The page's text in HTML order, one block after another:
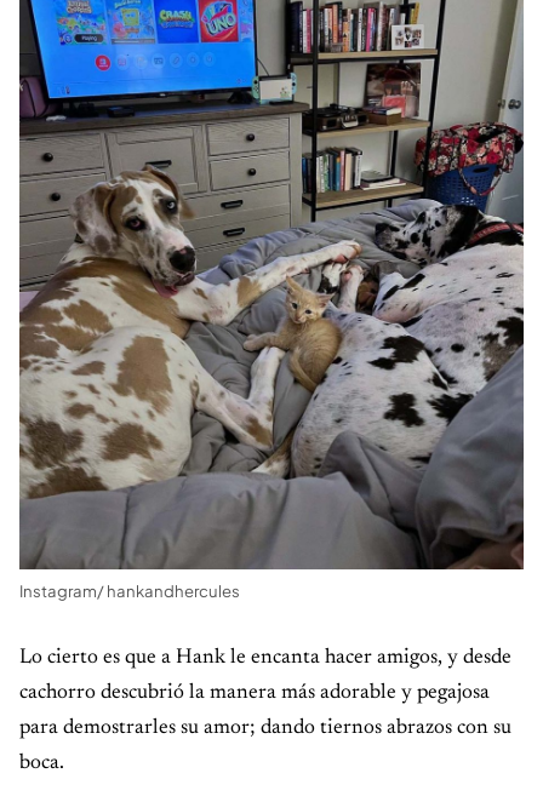
Instagram/ hankandhercules
Lo cierto es que a Hank le encanta hacer amigos, y desde
cachorro descubrió la manera más adorable y pegajosa
para demostrarles su amor; dando tiernos abrazos con su
boca.